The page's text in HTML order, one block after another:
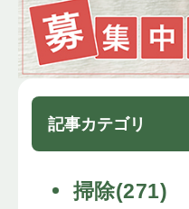
記事カテゴリ
掃除(271)